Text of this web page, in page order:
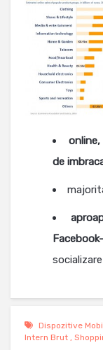
de
Dispozitive
Intern Brut